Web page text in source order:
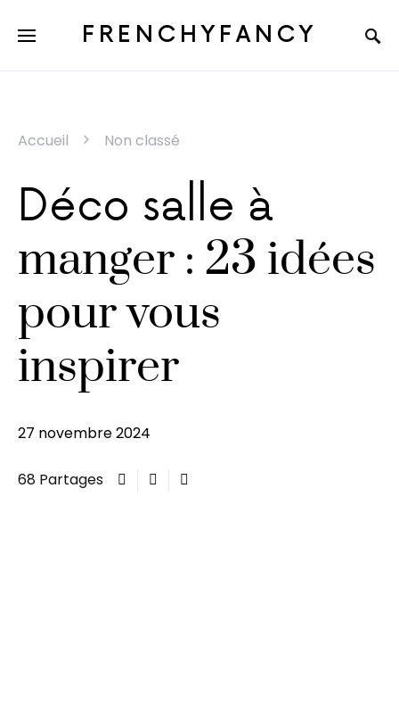
FRENCHYFANCY
Accueil Non classé
Déco salle à
manger : 23 idées
pour vous
inspirer
27 novembre 2024
68 Partages